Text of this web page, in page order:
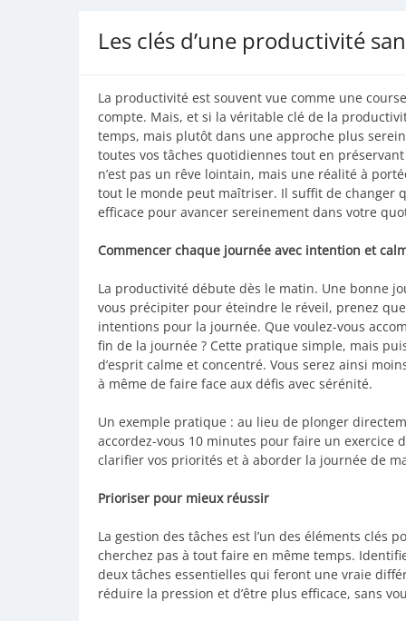
Les clés d’une productivité
La productivité est souvent vue comme une
compte. Mais, et si la véritable clé de la
temps, mais plutôt dans une approche plus
toutes vos tâches quotidiennes tout en
n’est pas un rêve lointain, mais une réalité à
tout le monde peut maîtriser. Il suffit de changer
efficace pour avancer sereinement dans votre
Commencer chaque journée avec intention et
La productivité débute dès le matin. Une bonne
vous précipiter pour éteindre le réveil, prenez
intentions pour la journée. Que voulez-vous
fin de la journée ? Cette pratique simple, mais
d’esprit calme et concentré. Vous serez ainsi
à même de faire face aux défis avec sérénité.
Un exemple pratique : au lieu de plonger
accordez-vous 10 minutes pour faire un exercice
clarifier vos priorités et à aborder la journée de
Prioriser pour mieux réussir
La gestion des tâches est l’un des éléments clés
cherchez pas à tout faire en même temps.
deux tâches essentielles qui feront une vraie
réduire la pression et d’être plus efficace, sans